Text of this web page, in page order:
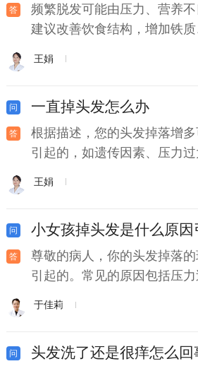
频繁脱发可能由压力、营养不
建议改善饮食结构，增加铁
王娟
一直掉头发怎么办
根据描述，您的头发掉落增
引起的，如遗传因素、压力
王娟
小女孩掉头发是什么原因
尊敬的病人，你的头发掉落
引起的。常见的原因包括压
于佳莉
头发洗了还是很痒怎么回